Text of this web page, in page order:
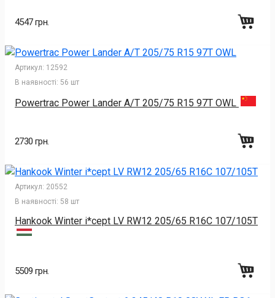
4547 грн.
Артикул: 12592
В наявності: 56 шт
Powertrac Power Lander A/T 205/75 R15 97T OWL
2730 грн.
Артикул: 20552
В наявності: 58 шт
Hankook Winter i*cept LV RW12 205/65 R16C 107/105T
5509 грн.